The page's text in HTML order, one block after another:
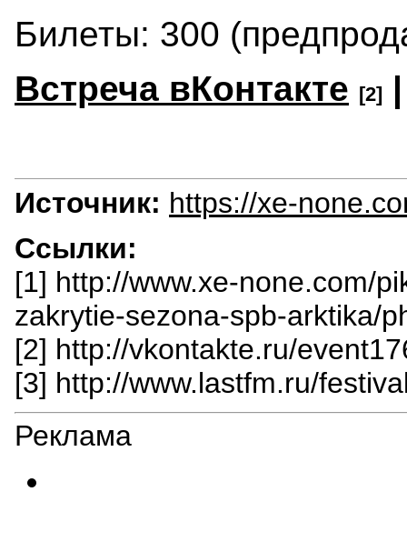
Билеты: 300
Встреча вКонтакте [2]
Источник: https://xe-
Ссылки:
[1] http://www.xe-none.com/
zakrytie-sezona-spb-arktika/
[2] http://vkontakte.ru/
[3] http://www.lastfm.ru/
Реклама